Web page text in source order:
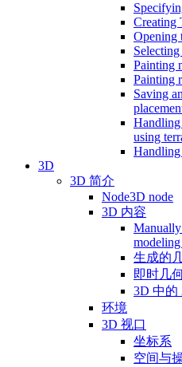
Creating
Opening
Painting
Painting
Saving
Handling
using
Handling
3D
3D 简介
Node3D node
3D 内容
生成的
即时几
3D 中的
环境
3D 视口
坐标系
空间与